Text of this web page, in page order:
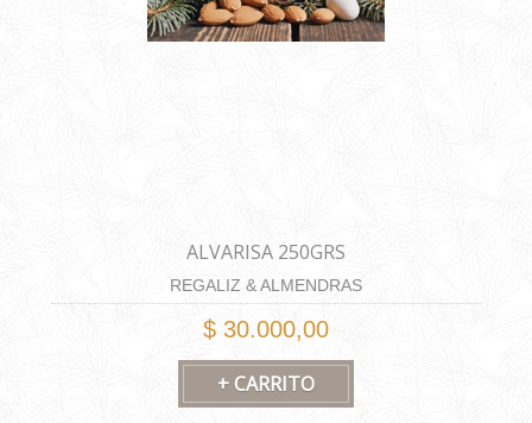
ALVARISA 250GRS
REGALIZ & ALMENDRAS
$ 30.000,00